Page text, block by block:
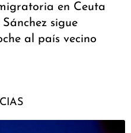
en Ceuta
sigue
al país vecino